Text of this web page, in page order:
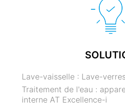
Lave-vaisselle : Lave-
Traitement de l'eau :
interne AT Excellence-i